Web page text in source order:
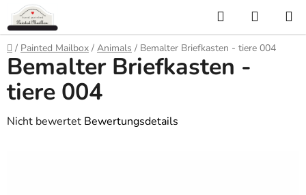
Zum
Inhalt
springen
Suchen
Startseite
/ Painted Mailbox / Animals / Bemalter Briefkasten - tiere 004
Bemalter Briefkasten -
tiere 004
Die
Nicht bewertet Bewertungsdetails